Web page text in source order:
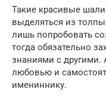
Такие красивые
выделяться из
лишь попробовать
тогда обязательно
знаниями с другими.
любовью и
имениннику.